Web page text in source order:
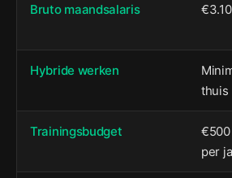
Bruto maandsalaris
Hybride werken
thuis
Trainingsbudget
€500
per